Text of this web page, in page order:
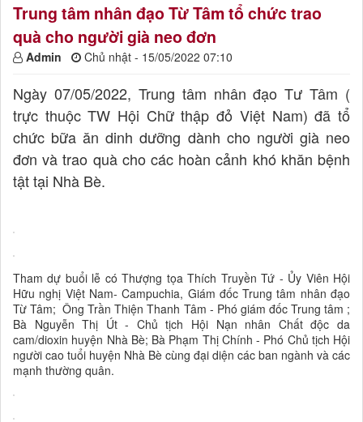
Trung tâm nhân đạo Từ Tâm tổ chức trao
quà cho người già neo đơn
Admin Chủ nhật - 15/05/2022 07:10
Ngày 07/05/2022, Trung tâm nhân đạo Tư Tâm (
trực thuộc TW Hội Chữ thập đỏ Việt Nam) đã tổ
chức bữa ăn dinh dưỡng dành cho người già neo
đơn và trao quà cho các hoàn cảnh khó khăn bệnh
tật tại Nhà Bè.
Tham dự buổi lễ có Thượng tọa Thích Truyền Tứ - Ủy Viên Hội
Hữu nghị Việt Nam- Campuchia, Giám đốc Trung tâm nhân đạo
Từ Tâm; Ông Trần Thiện Thanh Tâm - Phó giám đốc Trung tâm ;
Bà Nguyễn Thị Út - Chủ tịch Hội Nạn nhân Chất độc da
cam/dioxin huyện Nhà Bè; Bà Phạm Thị Chính - Phó Chủ tịch Hội
người cao tuổi huyện Nhà Bè cùng đại diện các ban ngành và các
mạnh thường quân.